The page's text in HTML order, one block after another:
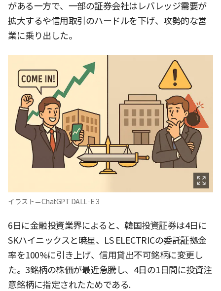
がある一方で、一部の証券会社はレバレッジ需要が
拡大するや信用取引のハードルを下げ、攻勢的な営
業に乗り出した。
イラスト＝ChatGPT DALL·E 3
6日に金融投資業界によると、韓国投資証券は4日に
SKハイニックスと暁星、LS ELECTRICの委託証拠金
率を100%に引き上げ、信用貸出不可銘柄に変更し
た。3銘柄の株価が最近急騰し、4日の1日間に投資注
意銘柄に指定されたためである.